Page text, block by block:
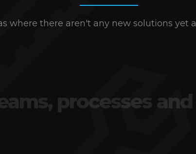
where there aren't any new solutions yet
processes